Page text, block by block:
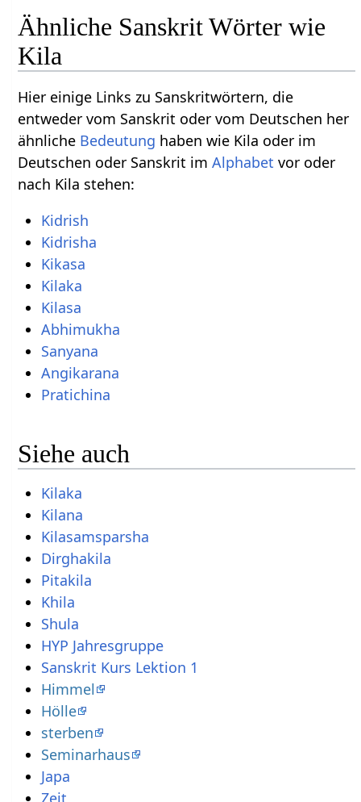
Ähnliche Sanskrit Wörter wie
Kila
Hier einige Links zu Sanskritwörtern, die
entweder vom Sanskrit oder vom Deutschen her
ähnliche Bedeutung haben wie Kila oder im
Deutschen oder Sanskrit imAlphabet vor oder
nach Kila stehen:
Kidrish
Kidrisha
Kikasa
Kilaka
Kilasa
Abhimukha
Sanyana
Angikarana
Pratichina
Siehe auch
Kilaka
Kilana
Kilasamsparsha
Dirghakila
Pitakila
Khila
Shula
HYP Jahresgruppe
Sanskrit Kurs Lektion 1
Himmel
Hölle
sterben
Seminarhaus
Japa
Zeit